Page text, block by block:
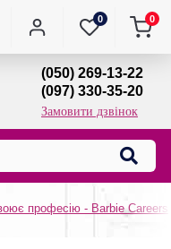
0 0
(050) 269-13-22
(097) 330-35-20
Замовити дзвінок
професію - Barbie Careers